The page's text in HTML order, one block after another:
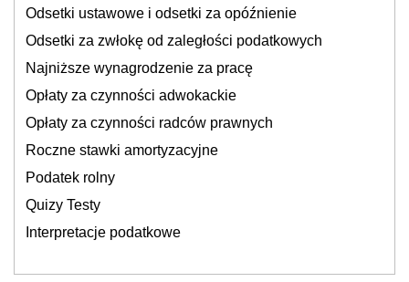
Odsetki ustawowe i odsetki za opóźnienie
Odsetki za zwłokę od zaległości podatkowych
Najniższe wynagrodzenie za pracę
Opłaty za czynności adwokackie
Opłaty za czynności radców prawnych
Roczne stawki amortyzacyjne
Podatek rolny
Quizy Testy
Interpretacje podatkowe